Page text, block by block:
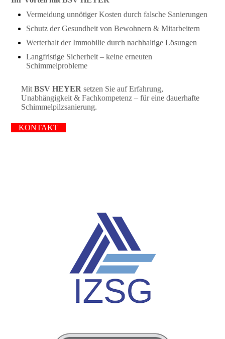
Vermeidung unnötiger Kosten durch falsche Sanierungen
Schutz der Gesundheit von Bewohnern & Mitarbeitern
Werterhalt der Immobilie durch nachhaltige Lösungen
Langfristige Sicherheit – keine erneuten
Schimmelprobleme
MitBSV HEYER setzen Sie auf Erfahrung,
Unabhängigkeit & Fachkompetenz – für eine dauerhafte
Schimmelpilzsanierung.
KONTAKT